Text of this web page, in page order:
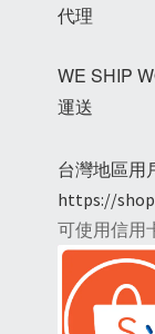
代理
WE SHIP
運送
台灣地區用
https://
可使用信用